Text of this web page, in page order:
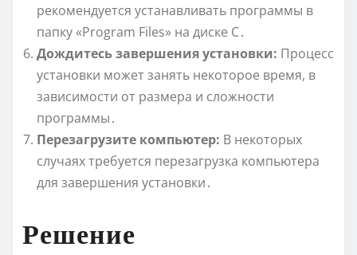
рекомендуется устанавливать программы в
папку «Program Files» на диске C․
Дождитесь завершения установки: Процесс
установки может занять некоторое время, в
зависимости от размера и сложности
программы․
Перезагрузите компьютер: В некоторых
случаях требуется перезагрузка компьютера
для завершения установки․
Решение